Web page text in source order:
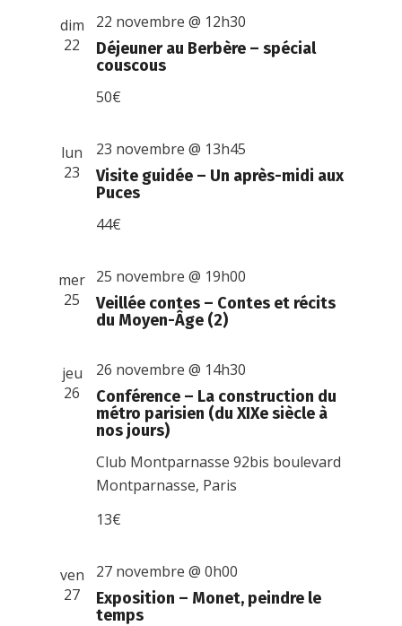
dim
22
Déjeuner au Berbère – spécial
couscous
22 novembre @ 12h30
50€
lun
23
Visite guidée – Un après-midi aux
Puces
23 novembre @ 13h45
44€
mer
25
Veillée contes – Contes et récits
du Moyen-Âge (2)
25 novembre @ 19h00
jeu
26
Conférence – La construction du
métro parisien (du XIXe siècle à
nos jours)
26 novembre @ 14h30
Club Montparnasse92bis boulevard
Montparnasse, Paris
13€
ven
27
Exposition – Monet, peindre le
temps
27 novembre @ 0h00